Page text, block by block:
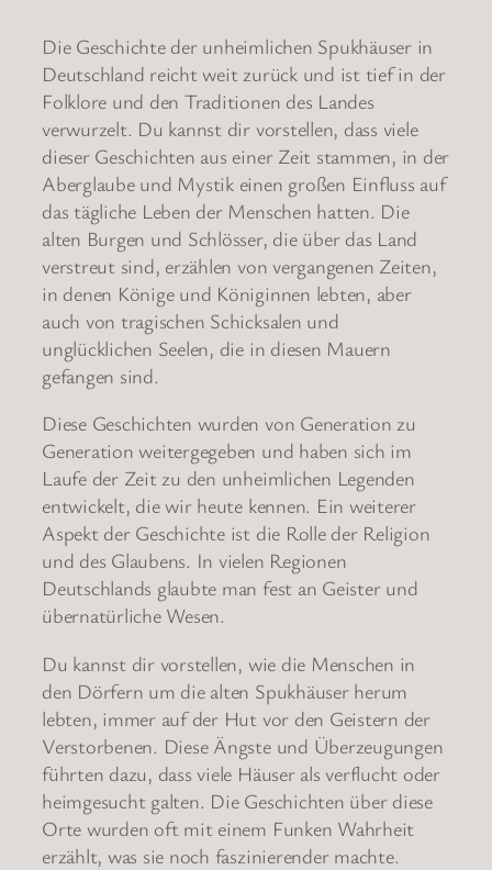
Die Geschichte der unheimlichen Spukhäuser in
Deutschland reicht weit zurück und ist tief in der
Folklore und den Traditionen des Landes
verwurzelt. Du kannst dir vorstellen, dass viele
dieser Geschichten aus einer Zeit stammen, in der
Aberglaube und Mystik einen großen Einfluss auf
das tägliche Leben der Menschen hatten. Die
alten Burgen und Schlösser, die über das Land
verstreut sind, erzählen von vergangenen Zeiten,
in denen Könige und Königinnen lebten, aber
auch von tragischen Schicksalen und
unglücklichen Seelen, die in diesen Mauern
gefangen sind.
Diese Geschichten wurden von Generation zu
Generation weitergegeben und haben sich im
Laufe der Zeit zu den unheimlichen Legenden
entwickelt, die wir heute kennen. Ein weiterer
Aspekt der Geschichte ist die Rolle der Religion
und des Glaubens. In vielen Regionen
Deutschlands glaubte man fest an Geister und
übernatürliche Wesen.
Du kannst dir vorstellen, wie die Menschen in
den Dörfern um die alten Spukhäuser herum
lebten, immer auf der Hut vor den Geistern der
Verstorbenen. Diese Ängste und Überzeugungen
führten dazu, dass viele Häuser als verflucht oder
heimgesucht galten. Die Geschichten über diese
Orte wurden oft mit einem Funken Wahrheit
erzählt, was sie noch faszinierender machte.